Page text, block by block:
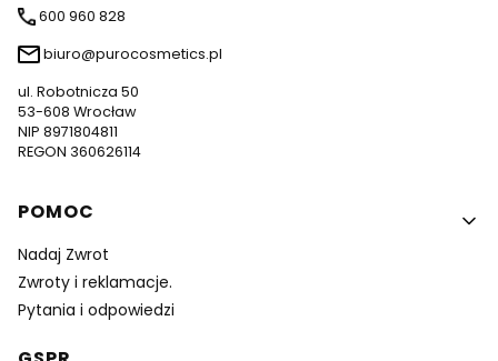
600 960 828
biuro@purocosmetics.pl
ul. Robotnicza 50
53-608 Wrocław
NIP 8971804811
REGON 360626114
Linki w stopce
POMOC
Nadaj Zwrot
Zwroty i reklamacje.
Pytania i odpowiedzi